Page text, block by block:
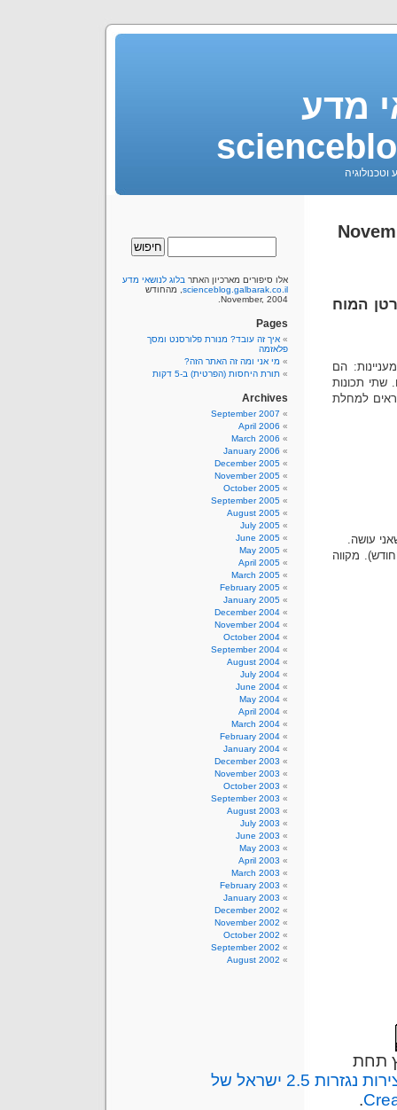
מדע
המוח
הם
שתי תכונות
למחלת
עושה.
מקווה
אלו סיפורים מארכיון האתר בלוג לנושאי מדע
scienceblog.galbarak.co.il , מהחודש
November, 2004.
Pages
איך זה עובד? מנורת פלורסנט ומסך
פלאזמה
מי אני ומה זה האתר הזה?
תורת היחסות (הפרטית) ב-5 דקות
Archives
September 2007
April 2006
March 2006
January 2006
December 2005
November 2005
October 2005
September 2005
August 2005
July 2005
June 2005
May 2005
April 2005
March 2005
February 2005
January 2005
December 2004
November 2004
October 2004
September 2004
August 2004
July 2004
June 2004
May 2004
April 2004
March 2004
February 2004
January 2004
December 2003
November 2003
October 2003
September 2003
August 2003
July 2003
June 2003
May 2003
April 2003
March 2003
February 2003
January 2003
December 2002
November 2002
October 2002
September 2002
August 2002
תחת
2.5 ישראל של
.